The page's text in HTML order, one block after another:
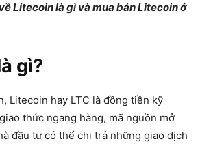
Litecoin là gì và mua bán Litecoin ở
gì?
Litecoin hay LTC là đồng tiền kỹ
thức ngang hàng, mã nguồn mở
đầu tư có thể chi trả những giao dịch